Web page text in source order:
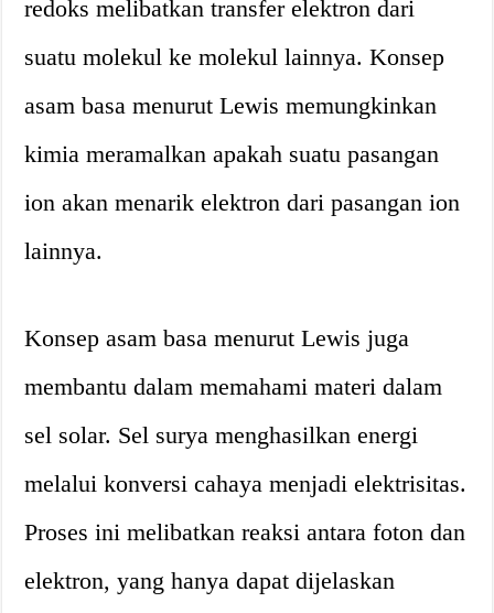
redoks melibatkan transfer elektron dari
suatu molekul ke molekul lainnya. Konsep
asam basa menurut Lewis memungkinkan
kimia meramalkan apakah suatu pasangan
ion akan menarik elektron dari pasangan ion
lainnya.
Konsep asam basa menurut Lewis juga
membantu dalam memahami materi dalam
sel solar. Sel surya menghasilkan energi
melalui konversi cahaya menjadi elektrisitas.
Proses ini melibatkan reaksi antara foton dan
elektron, yang hanya dapat dijelaskan